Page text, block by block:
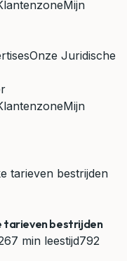
Mijn
Onze Juridische
Mijn
tarieven bestrijden
tarieven bestrijden
7 min leestijd792